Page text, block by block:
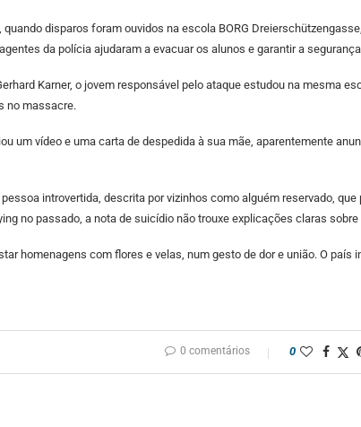
disparos foram ouvidos na escola BORG
da polícia ajudaram a evacuar os alunos e garantir a
Karner, o jovem responsável pelo ataque estudou na mesma
no massacre.
um vídeo e uma carta de despedida à sua mãe, aparentemente
introvertida, descrita por vizinhos como alguém reservado,
no passado, a nota de suicídio não trouxe explicações claras
homenagens com flores e velas, num gesto de dor e união. O
0 comentários 0